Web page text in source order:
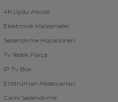
4K Uydu Alıcılar
Elektronik Malzemeler
Seslendirme Hoparlörleri
Tv Yedek Parça
IP Tv Box
Enstrüman Aksesuarları
Cami Seslendirme